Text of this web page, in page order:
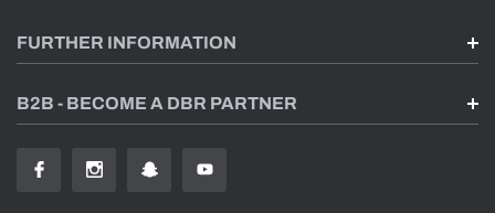
FURTHER INFORMATION
B2B - BECOME A DBR PARTNER